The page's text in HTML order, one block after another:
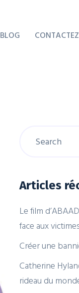
BLOG
Articles
Le film
face aux
Créer une
Catherine
rideau du